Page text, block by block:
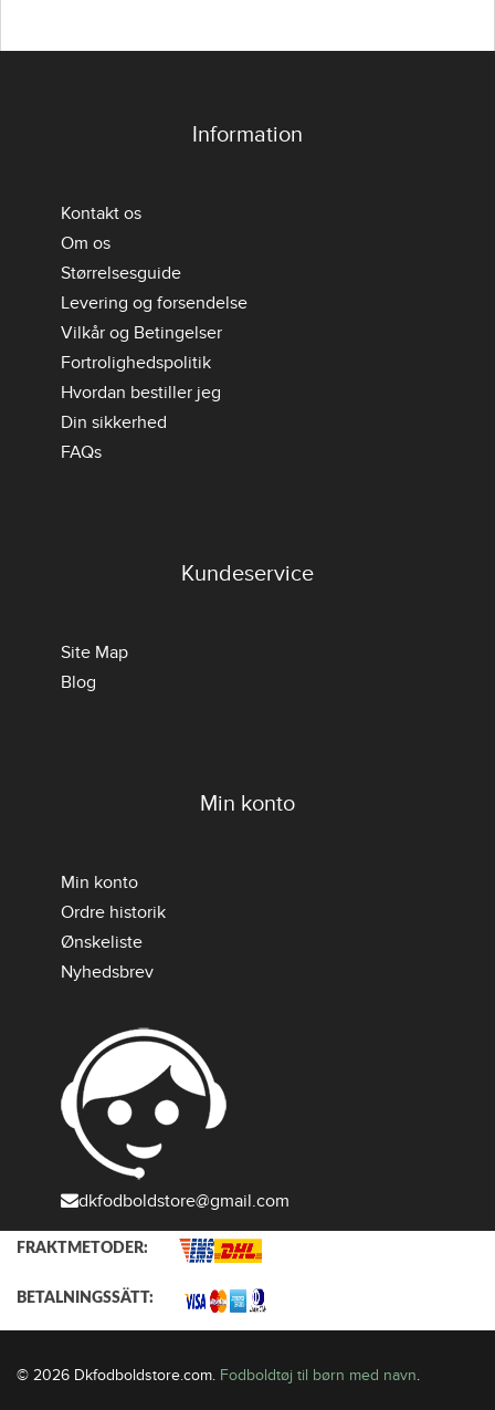
Information
Kontakt os
Om os
Størrelsesguide
Levering og forsendelse
Vilkår og Betingelser
Fortrolighedspolitik
Hvordan bestiller jeg
Din sikkerhed
FAQs
Kundeservice
Site Map
Blog
Min konto
Min konto
Ordre historik
Ønskeliste
Nyhedsbrev
dkfodboldstore@gmail.com
FRAKTMETODER:
BETALNINGSSÄTT:
© 2026 Dkfodboldstore.com. Fodboldtøj til børn med navn.